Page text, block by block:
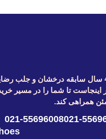
با بیش از 40 سال سابقه درخشان و جلب
اینجاست تا شما را در مسیر
همراهی کند.
021-
021-55696008